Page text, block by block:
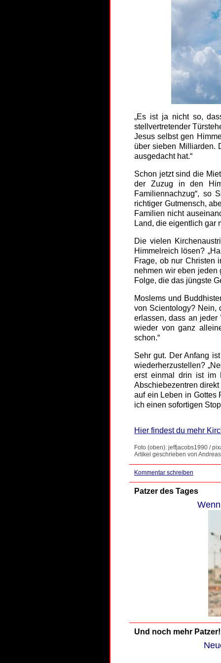
„Es ist ja nicht so,
stellvertretender
Jesus selbst gen
über sieben Milliarden.
ausgedacht hat.“
Schon jetzt sind die
der Zuzug in den
Familiennachzug“, so
richtiger Gutmensch,
Familien nicht
Land, die eigentlich gar
Die vielen
Himmelreich lösen?
Frage, ob nur Christen
nehmen wir eben jeden
Folge, die das jüngste
Moslems und
von Scientology? Nein,
erlassen, dass an jeder
wieder von ganz
schon.“
Sehr gut. Der Anfang
wiederherzustellen?
erst einmal drin ist im
Abschiebezentren
auf ein Leben in Gottes
ich einen sofortigen
Hier findest du mehr
Foto (oben): jeffjacobs1990 /
Artikel geschrieben von
Kommentar schreiben
Patzer des Tages
Und noch mehr Patzer!